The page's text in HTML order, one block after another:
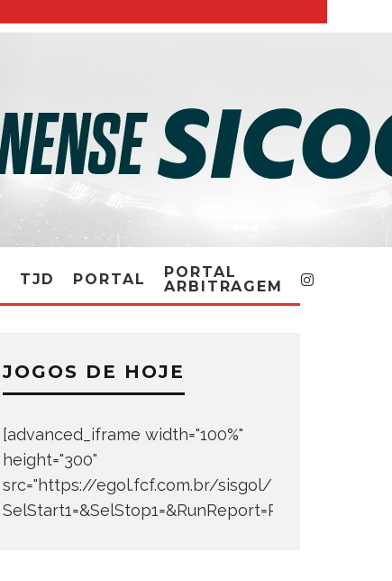
TJD PORTAL
PORTAL
ARBITRAGEM
JOGOS DE HOJE
[advanced_iframe width="100%"
height="300"
src="https://egol.fcf.com.br/sisgol/
SelStart1=&SelStop1=&RunReport=Run+Report"]